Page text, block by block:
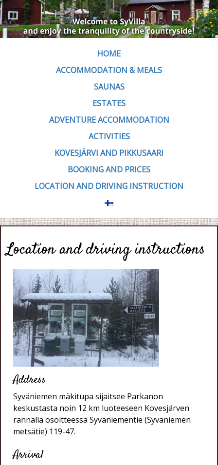
HOME
ACCOMMODATION & MEALS
SAUNAS
ESTATES
ADVENTURE ACCOMMODATION
ACTIVITIES
KOVESJÄRVI AND PIKKUSAARI
BOOKING AND PRICES
LOCATION AND DRIVING INSTRUCTION
Location and driving instructions
Address
Syväniemen mäkitupa sijaitsee Parkanon
keskustasta noin 12 km luoteeseen Kovesjärven
rannalla osoitteessa Syväniementie (Syväniemen
metsätie) 119-47.
Arrival